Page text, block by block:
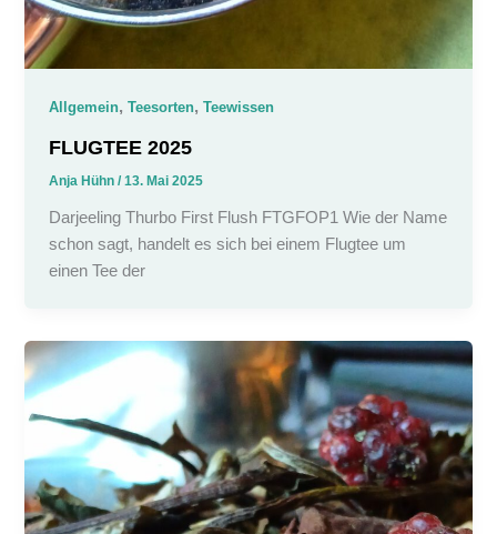
Allgemein,Teesorten,Teewissen
FLUGTEE 2025
Anja Hühn/13. Mai 2025
Darjeeling Thurbo First Flush FTGFOP1 Wie der Name
schon sagt, handelt es sich bei einem Flugtee um
einen Tee der